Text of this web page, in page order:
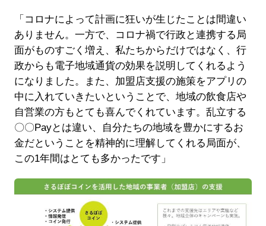
「コロナによって計画に狂いが生じたことは間違い
ありません。一方で、コロナ禍で行政と連携する局
面がものすごく増え、私たちからだけではなく、行
政からも電子地域通貨の効果を説明してくれるよう
になりました。また、加盟店支援の施策をアプリの
中に入れていきたいということで、地域の飲食店や
自営業の方もとても喜んでくれています。乱立する
〇〇Payとは違い、自分たちの地域を豊かにするお
金だということを精神的に理解してくれる局面が、
この1年間はとても多かったです」